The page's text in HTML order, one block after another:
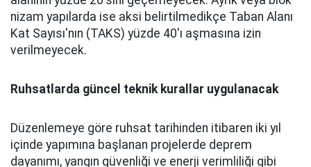
nizam yapılarda ise aksi belirtilmedikçe Taban Alanı
Kat Sayısı'nın (TAKS) yüzde 40'ı aşmasına izin
verilmeyecek.
Ruhsatlarda güncel teknik kurallar uygulanacak
Düzenlemeye göre ruhsat tarihinden itibaren iki yıl
içinde yapımına başlanan projelerde deprem
dayanımı, yangın güvenliği ve enerji verimliliği gibi